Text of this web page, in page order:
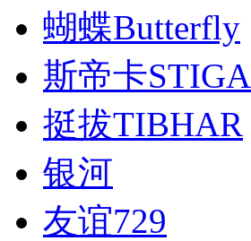
蝴蝶Butterfly
斯帝卡STIGA
挺拔TIBHAR
银河
友谊729